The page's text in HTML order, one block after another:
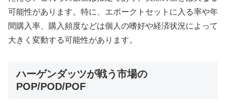
可能性があります。特に、エボークトセットに入る率や年
間購入率、購入頻度などは個人の嗜好や経済状況によって
大きく変動する可能性があります。
ハーゲンダッツが戦う市場の
POP/POD/POF